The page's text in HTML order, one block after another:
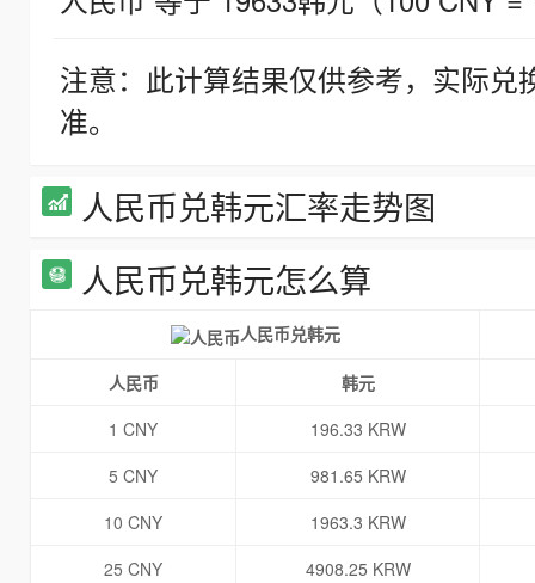
注意：此计算结果仅供参考，实际
准。
人民币兑韩元汇率走势图
人民币兑韩元怎么算
人民币兑韩元
人民币
韩元
1 CNY
196.33 KRW
5 CNY
981.65 KRW
10 CNY
1963.3 KRW
25 CNY
4908.25 KRW